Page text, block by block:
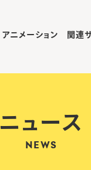
アニメーション 関連
ニュース
NEWS